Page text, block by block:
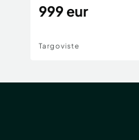
999 eur
Targoviste